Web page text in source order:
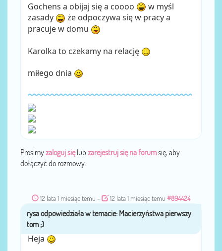
Gochens a obijaj się a coooo
w myśl
zasady
że odpoczywa się w pracy a
pracuje w domu
Karolka to czekamy na relację
miłego dnia
Prosimyzaloguj sięlub zarejestruj się na forumsię, aby
dołączyć do rozmowy.
12 lata 1 miesiąc temu - 12 lata 1 miesiąc temu #894424
przezrysa
Heja